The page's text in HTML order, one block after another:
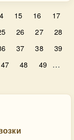
15 16
17
26 27
28
37 38
39
47 48 49 …